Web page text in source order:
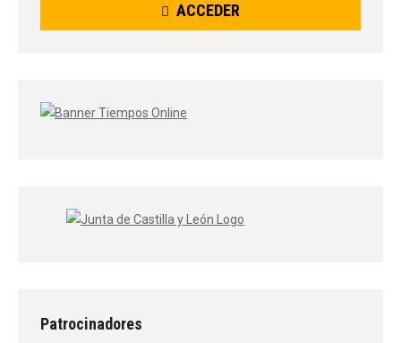
ACCEDER
Patrocinadores